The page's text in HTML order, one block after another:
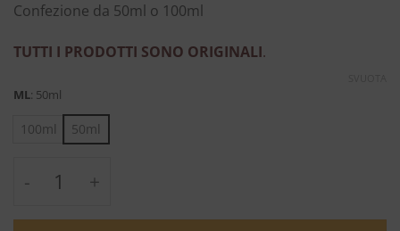
Confezione da 50ml o 100ml
TUTTI I PRODOTTI SONO ORIGINALI.
ML: 50ml
100ml 50ml
Mojave Ghost - Byredo quantità